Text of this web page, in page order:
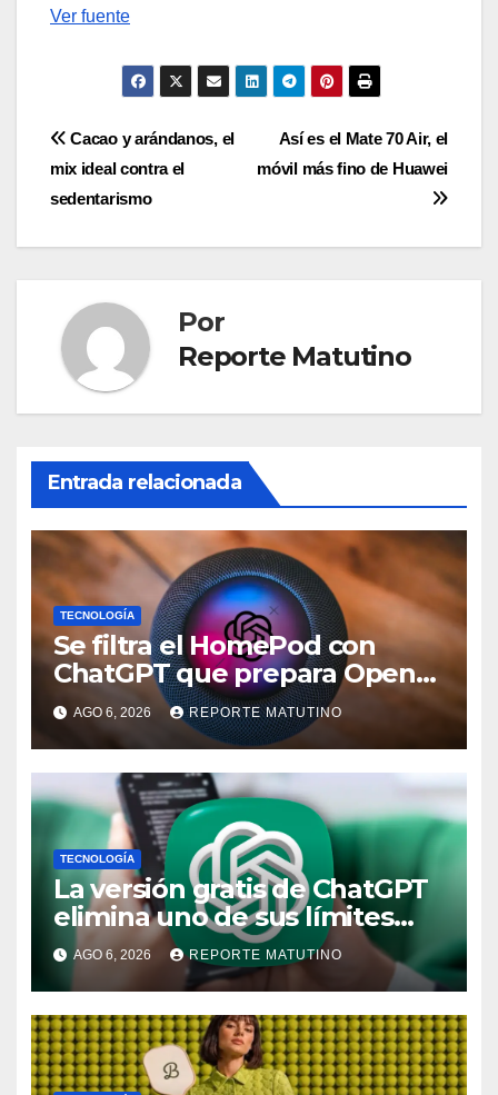
Ver fuente
Navegación
de
entradas
Así es el Mate 70 Air, el
móvil más fino de Huawei
Cacao y arándanos, el
mix ideal contra el
sedentarismo
Por
Reporte Matutino
Entrada relacionada
TECNOLOGÍA
Se filtra el HomePod con
ChatGPT que prepara OpenAI
y su diseño es una locura
AGO 6, 2026 REPORTE MATUTINO
TECNOLOGÍA
La versión gratis de ChatGPT
elimina uno de sus límites
más pedidos y ahora es más
útil
AGO 6, 2026 REPORTE MATUTINO